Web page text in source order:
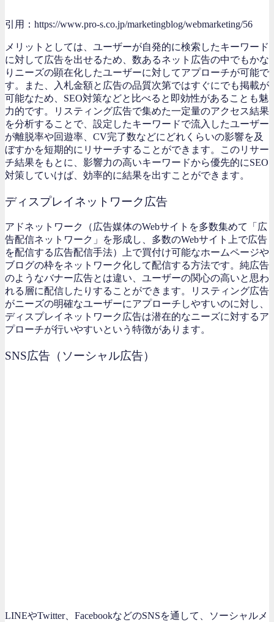
引用：https://www.pro-s.co.jp/marketingblog/webmarketing/56
メリットとしては、ユーザーが自発的に検索したキーワード
に対して広告を出せるため、数あるネット広告の中でもかな
りニーズの顕在化したユーザーに対してアプローチが可能で
す。また、入札金額と広告の品質次第ではすぐにでも掲載が
可能なため、SEO対策などと比べると即効性があることも魅
力的です。リスティング広告で集めた一定量のアクセス結果
を分析することで、設定したキーワードで流入したユーザー
が離脱率や回遊率、CV完了数などにどれくらいの影響を及
ぼすかを短期的にリサーチすることができます。このリサー
チ結果をもとに、影響力の高いキーワードから優先的にSEO
対策していけば、効率的に結果を出すことができます。
ディスプレイネットワーク広告
アドネットワーク（広告媒体のWebサイトを多数集めて「広
告配信ネットワーク」を形成し、多数のWebサイト上で広告
を配信する広告配信手法）上で買付け可能なホームページや
ブログの枠をネットワーク化して配信する方法です。純広告
のようなバナー広告とは違い、ユーザーの関心の高いと思わ
れる層に配信したりすることができます。リスティング広告
がニーズの明確なユーザーにアプローチしやすいのに対し、
ディスプレイネットワーク広告は潜在的なニーズに対するア
プローチが行いやすいという特徴があります。
SNS広告（ソーシャル広告）
LINEやTwitter、FacebookなどのSNSを通して、ソーシャルメ